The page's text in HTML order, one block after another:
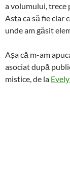
a volumului, trece
Asta ca să fie clar
unde am găsit
Așa că m-am
asociat după
mistice, de la